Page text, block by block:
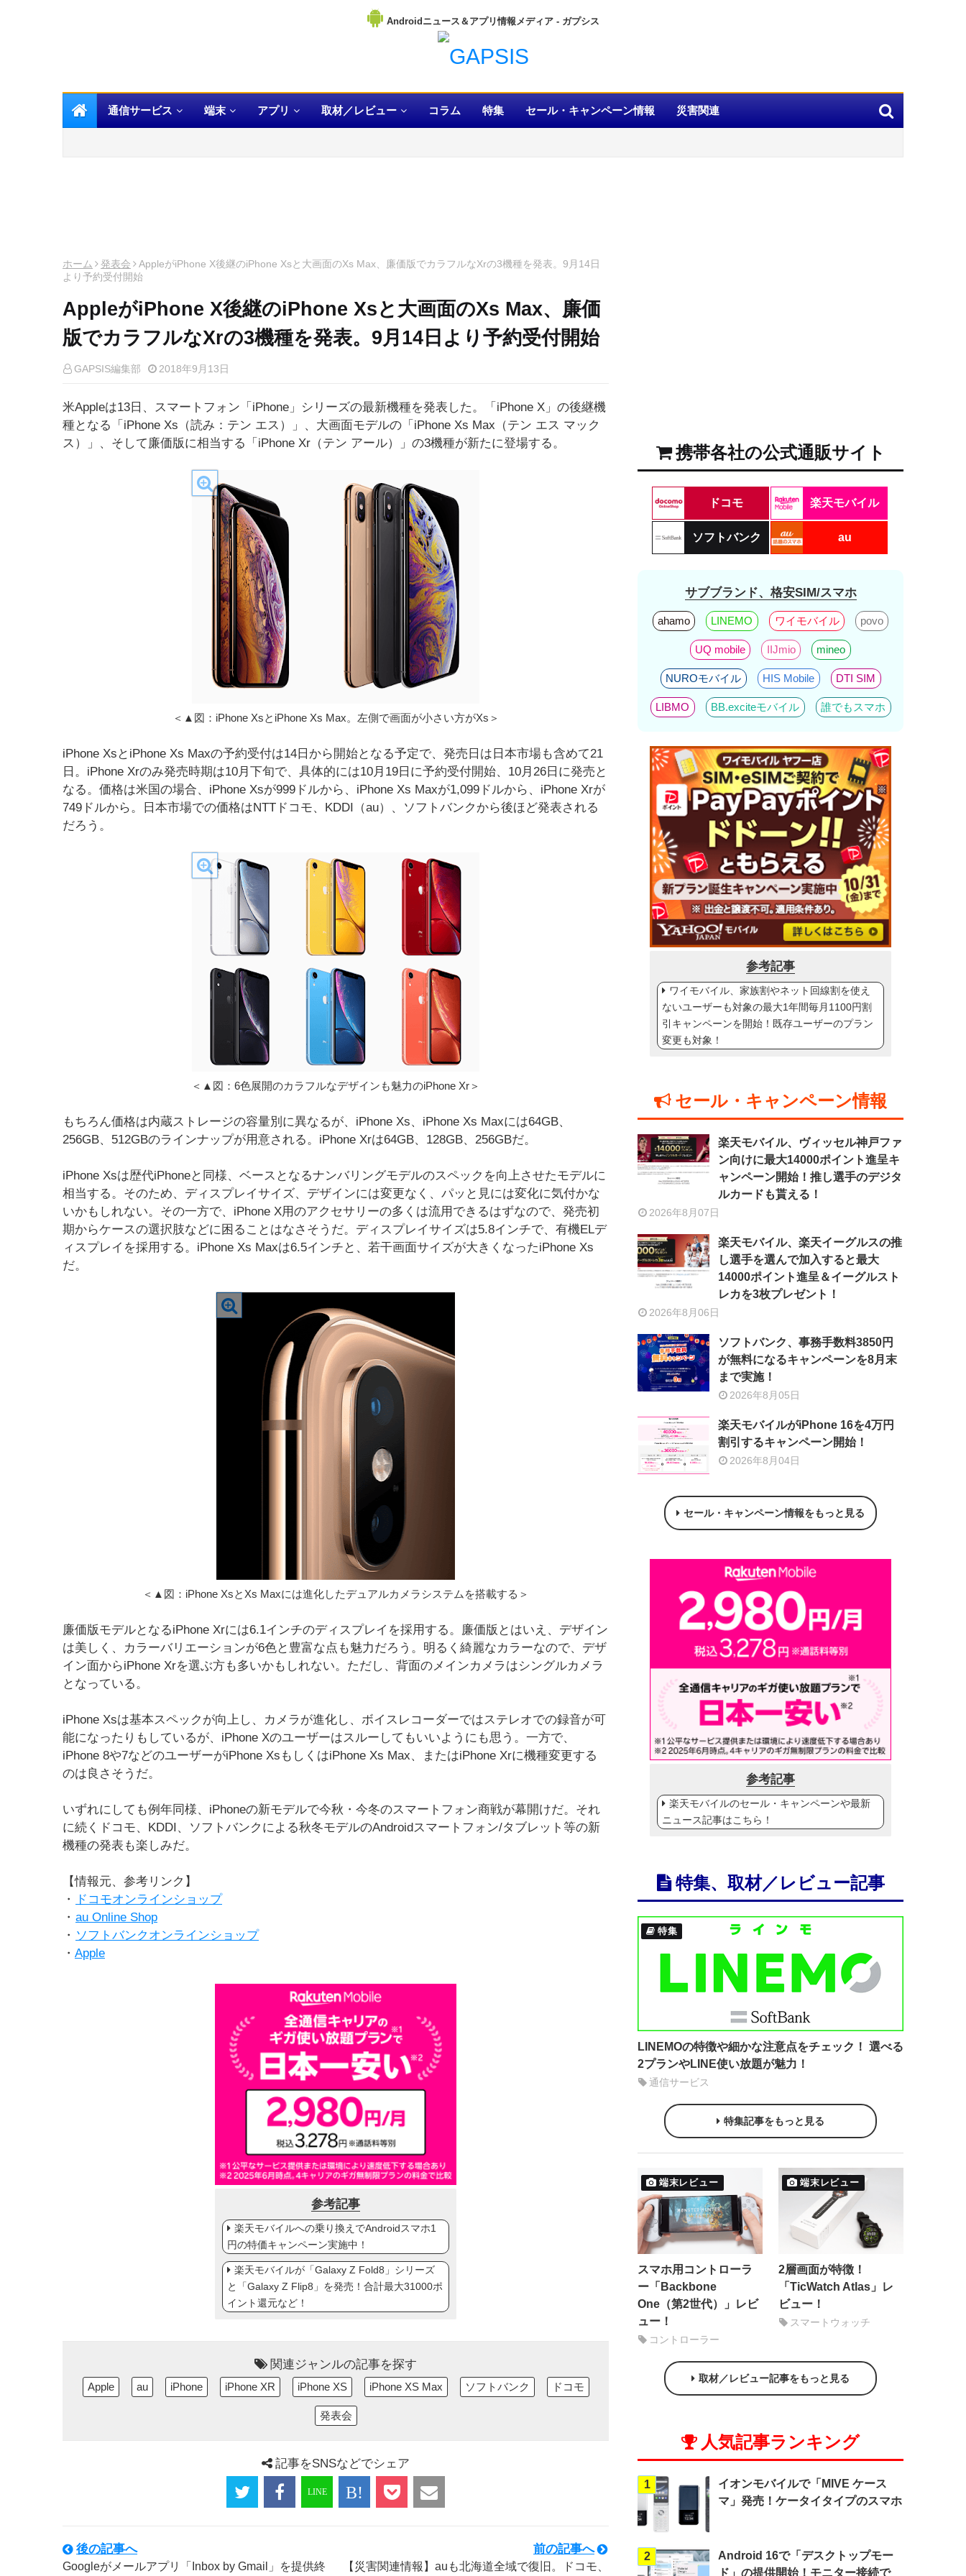
Androidニュース＆アプリ情報メディア
通信サービス 端末 アプリ 取材／レビュー コラム 特集 セール・キャンペーン情報 災害関連
ホーム 発表会
AppleがiPhone X後継のiPhone Xsと大画面のXs Max、廉価版でカラフルなXrの3機種を発表。9月14日
より予約受付開始
AppleがiPhone X後継のiPhone Xsと大画面のXs Max、廉価
版でカラフルなXrの3機種を発表。9月14日より予約受付開始
GAPSIS編集部 2018年9月13日
米Appleは13日、スマートフォン「iPhone」シリーズの最新機種を発表した。「iPhone X」の後継機
種となる「iPhone Xs（読み：テン エス）」、大画面モデルの「iPhone Xs Max（テン エス マック
ス）」、そして廉価版に相当する「iPhone Xr（テン アール）」の3機種が新たに登場する。
＜▲図：iPhone XsとiPhone Xs Max。左側で画面が小さい方がXs＞
iPhone XsとiPhone Xs Maxの予約受付は14日から開始となる予定で、発売日は日本市場も含めて21
日。iPhone Xrのみ発売時期は10月下旬で、具体的には10月19日に予約受付開始、10月26日に発売と
なる。価格は米国の場合、iPhone Xsが999ドルから、iPhone Xs Maxが1,099ドルから、iPhone Xrが
749ドルから。日本市場での価格はNTTドコモ、KDDI（au）、ソフトバンクから後ほど発表される
だろう。
＜▲図：6色展開のカラフルなデザインも魅力のiPhone Xr＞
もちろん価格は内蔵ストレージの容量別に異なるが、iPhone Xs、iPhone Xs Maxには64GB、
256GB、512GBのラインナップが用意される。iPhone Xrは64GB、128GB、256GBだ。
iPhone Xsは歴代iPhoneと同様、ベースとなるナンバリングモデルのスペックを向上させたモデルに
相当する。そのため、ディスプレイサイズ、デザインには変更なく、パッと見には変化に気付かな
いかもしれない。その一方で、iPhone X用のアクセサリーの多くは流用できるはずなので、発売初
期からケースの選択肢などに困ることはなさそうだ。ディスプレイサイズは5.8インチで、有機ELデ
ィスプレイを採用する。iPhone Xs Maxは6.5インチと、若干画面サイズが大きくなったiPhone Xs
だ。
＜▲図：iPhone XsとXs Maxには進化したデュアルカメラシステムを搭載する＞
廉価版モデルとなるiPhone Xrには6.1インチのディスプレイを採用する。廉価版とはいえ、デザイン
は美しく、カラーバリエーションが6色と豊富な点も魅力だろう。明るく綺麗なカラーなので、デザ
イン面からiPhone Xrを選ぶ方も多いかもしれない。ただし、背面のメインカメラはシングルカメラ
となっている。
iPhone Xsは基本スペックが向上し、カメラが進化し、ボイスレコーダーではステレオでの録音が可
能になったりもしているが、iPhone Xのユーザーはスルーしてもいいようにも思う。一方で、
iPhone 8や7などのユーザーがiPhone XsもしくはiPhone Xs Max、またはiPhone Xrに機種変更する
のは良さそうだ。
いずれにしても例年同様、iPhoneの新モデルで今秋・今冬のスマートフォン商戦が幕開けだ。それ
に続くドコモ、KDDI、ソフトバンクによる秋冬モデルのAndroidスマートフォン/タブレット等の新
機種の発表も楽しみだ。
【情報元、参考リンク】
・
ドコモオンラインショップ
・ au Online Shop
・ ソフトバンクオンラインショップ
・ Apple
参考記事
楽天モバイルへの乗り換えでAndroidスマホ1
円の特価キャンペーン実施中！
楽天モバイルが「Galaxy Z Fold8」シリーズ
と「Galaxy Z Flip8」を発売！合計最大31000ポ
イント還元など！
関連ジャンルの記事を探す
Apple au iPhone iPhone XR iPhone XS iPhone XS Max ソフトバンク ドコモ
発表会
記事をSNSなどでシェア
後の記事へ
Googleがメールアプリ「Inbox by Gmail」を提供終
前の記事へ
【災害関連情報】auも北海道全域で復旧。ドコモ、
携帯各社の公式通販サイト
ドコモ 楽天モバイル
ソフトバンク au
サブブランド、格安SIM/スマホ
ahamo LINEMO ワイモバイル povo
UQ mobile IIJmio mineo
NUROモバイル HIS Mobile DTI SIM
LIBMO BB.exciteモバイル 誰でもスマホ
参考記事
ワイモバイル、家族割やネット回線割を使え
ないユーザーも対象の最大1年間毎月1100円割
引キャンペーンを開始！既存ユーザーのプラン
変更も対象！
セール・キャンペーン情報
楽天モバイル、ヴィッセル神戸ファ
ン向けに最大14000ポイント進呈キ
ャンペーン開始！推し選手のデジタ
ルカードも貰える！
2026年8月07日
楽天モバイル、楽天イーグルスの推
し選手を選んで加入すると最大
14000ポイント進呈＆イーグルスト
レカを3枚プレゼント！
2026年8月06日
ソフトバンク、事務手数料3850円
が無料になるキャンペーンを8月末
まで実施！
2026年8月05日
楽天モバイルがiPhone 16を4万円
割引するキャンペーン開始！
2026年8月04日
セール・キャンペーン情報をもっと見る
参考記事
楽天モバイルのセール・キャンペーンや最新
ニュース記事はこちら！
特集、取材／レビュー記事
特集
LINEMOの特徴や細かな注意点をチェック！ 選べる
2プランやLINE使い放題が魅力！
通信サービス
特集記事をもっと見る
端末レビュー
スマホ用コントローラ
ー「Backbone
One（第2世代）」レビ
ュー！
コントローラー
端末レビュー
2層画面が特徴！
「TicWatch Atlas」レ
ビュー！
スマートウォッチ
取材／レビュー記事をもっと見る
人気記事ランキング
1
イオンモバイルで「MIVE ケース
マ」発売！ケータイタイプのスマホ
2
Android 16で「デスクトップモー
ド」の提供開始！モニター接続で